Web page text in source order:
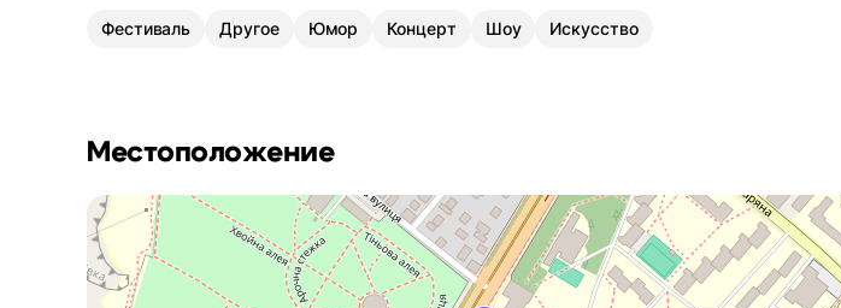
Фестиваль Другое Юмор Концерт Шоу Искусство
Местоположение